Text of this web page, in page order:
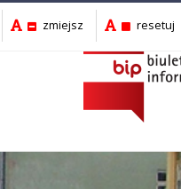
zmiejsz resetuj